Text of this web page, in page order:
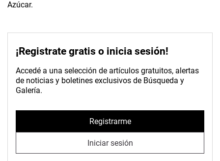
Azúcar.
¡Registrate gratis o inicia sesión!
Accedé a una selección de artículos gratuitos, alertas
de noticias y boletines exclusivos de Búsqueda y
Galería.
Registrarme
Iniciar sesión